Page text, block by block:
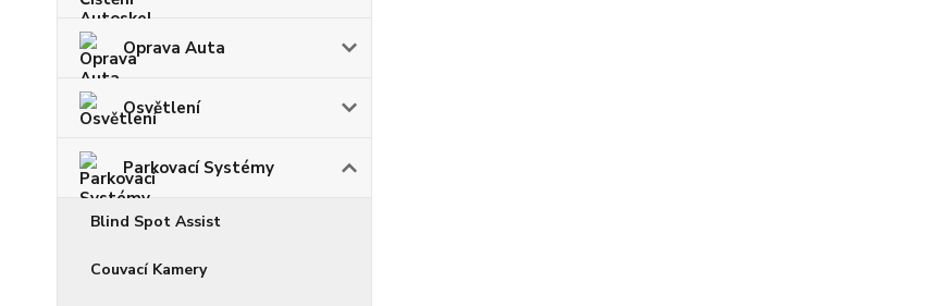
Oprava Auta
Osvětlení
Parkovací Systémy
Blind Spot Assist
Couvací Kamery